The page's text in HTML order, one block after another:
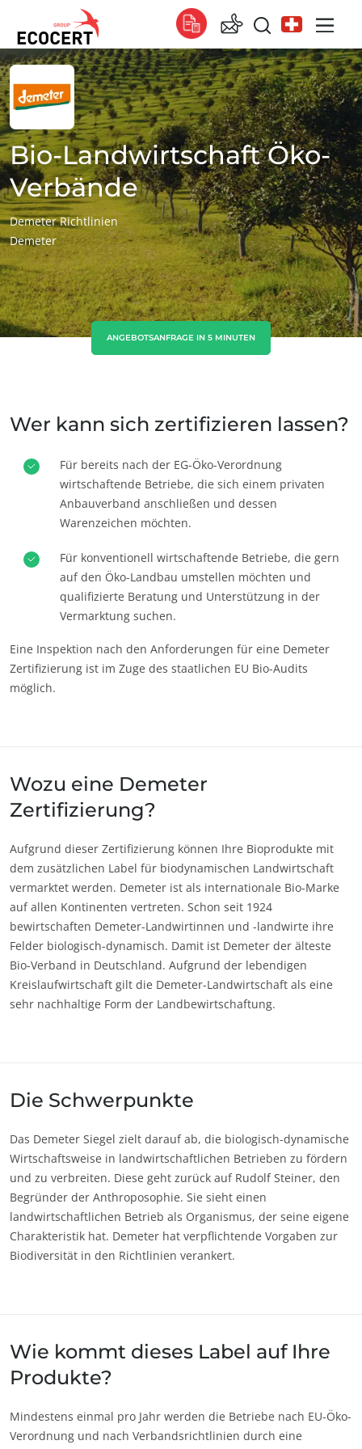
UNSERE LEISTUNGEN
Zertifizierung
Über uns
Aktuelles
Karriere
UNSERE CSR-VERPFLICHTUNGEN
Mit unseren Services handeln
Mit unseren Teams bewegen
Global
(Englisch)
Global (Französisch)
Global (Spanisch)
Afrika
Südafrika (Englisch)
Tunesien (Französisch)
Asien
China (Chinesisch)
Südkorea (Koreanisch)
Amerika
Argentinien (Spanisch)
Brasilien (Portugiesisch)
Kanada (Englisch)
Kanada (Französisch)
Kolumbien (Spanisch)
Mexiko (Spanisch)
Peru (Spanisch)
Europa
Portugal (Portugiesisch)
Rumänien
Schweiz (Deutsch)
Spanien (Spanisch)
Türkei (Türkisch)
Bio-Landwirtschaft Öko-
Verbände
Demeter Richtlinien
Demeter
ANGEBOTSANFRAGE IN 5 MINUTEN
Wer kann sich zertifizieren lassen?
Für bereits nach der EG-Öko-Verordnung
wirtschaftende Betriebe, die sich einem privaten
Anbauverband anschließen und dessen
Warenzeichen möchten.
Für konventionell wirtschaftende Betriebe, die gern
auf den Öko-Landbau umstellen möchten und
qualifizierte Beratung und Unterstützung in der
Vermarktung suchen.
Eine Inspektion nach den Anforderungen für eine Demeter
Zertifizierung ist im Zuge des staatlichen EU Bio-Audits
möglich.
Wozu eine Demeter
Zertifizierung?
Aufgrund dieser Zertifizierung können Ihre Bioprodukte mit
dem zusätzlichen Label für biodynamischen Landwirtschaft
vermarktet werden. Demeter ist als internationale Bio-Marke
auf allen Kontinenten vertreten. Schon seit 1924
bewirtschaften Demeter-Landwirtinnen und -landwirte ihre
Felder biologisch-dynamisch. Damit ist Demeter der älteste
Bio-Verband in Deutschland. Aufgrund der lebendigen
Kreislaufwirtschaft gilt die Demeter-Landwirtschaft als eine
sehr nachhaltige Form der Landbewirtschaftung.
Die Schwerpunkte
Das Demeter Siegel zielt darauf ab, die biologisch-dynamische
Wirtschaftsweise in landwirtschaftlichen Betrieben zu fördern
und zu verbreiten. Diese geht zurück auf Rudolf Steiner, den
Begründer der Anthroposophie. Sie sieht einen
landwirtschaftlichen Betrieb als Organismus, der seine eigene
Charakteristik hat. Demeter hat verpflichtende Vorgaben zur
Biodiversität in den Richtlinien verankert.
Wie kommt dieses Label auf Ihre
Produkte?
Mindestens einmal pro Jahr werden die Betriebe nach EU-Öko-
Verordnung und nach Verbandsrichtlinien durch eine